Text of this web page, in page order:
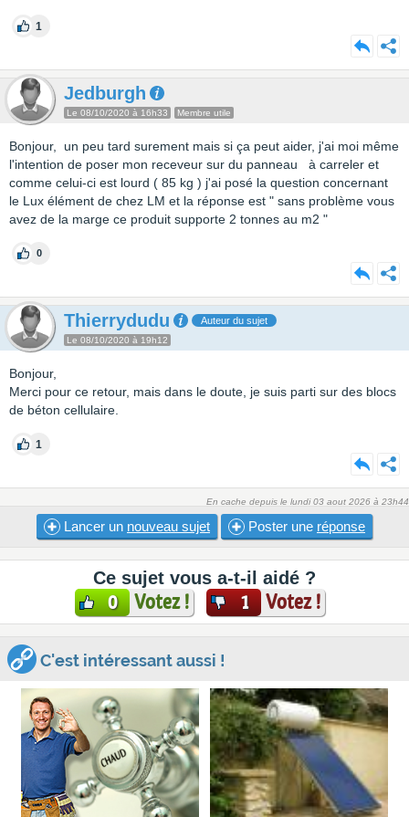
1
Jedburgh
Le 08/10/2020 à 16h33 Membre utile
Bonjour, un peu tard surement mais si ça peut aider, j'ai moi même
l'intention de poser mon receveur sur du panneau à carreler et
comme celui-ci est lourd ( 85 kg ) j'ai posé la question concernant
le Lux élément de chez LM et la réponse est " sans problème vous
avez de la marge ce produit supporte 2 tonnes au m2 "
0
Thierrydudu Auteur du sujet
Le 08/10/2020 à 19h12
Bonjour,
Merci pour ce retour, mais dans le doute, je suis parti sur des blocs
de béton cellulaire.
1
En cache depuis le lundi 03 aout 2026 à 23h44
Lancer un nouveau sujet Poster une réponse
Ce sujet vous a-t-il aidé ?
0 Votez ! 1 Votez !
C'est intéressant aussi !